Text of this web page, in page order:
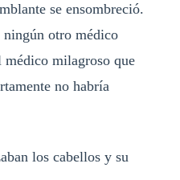
se ensombreció.
otro médico
médico milagroso que
no habría
los cabellos y su